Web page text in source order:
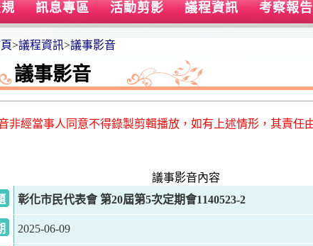
訊息專區 活動剪影 議程資訊 考察報告
>議程資訊>議事影音
議事影音
非經當事人同意不得錄製剪輯播放，如有上述情形，其責任
議事影音內容
彰化市民代表會 第20屆第5次定期會1140523-2
2025-06-09